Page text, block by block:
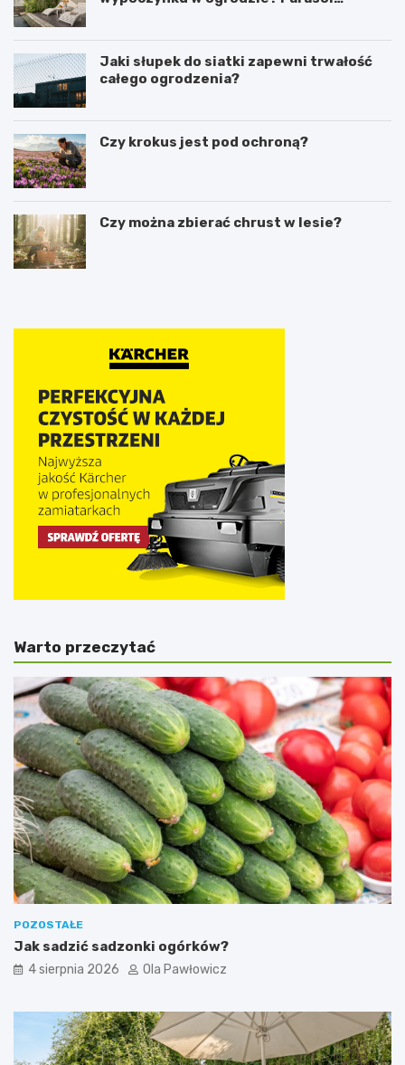
Jaki słupek do siatki zapewni trwałość
całego ogrodzenia?
Czy krokus jest pod ochroną?
Czy można zbierać chrust w lesie?
Warto przeczytać
POZOSTAŁE
Jak sadzić sadzonki ogórków?
4 sierpnia 2026 Ola Pawłowicz